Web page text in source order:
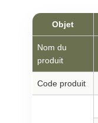
Objet
Nom du
produit
Code produit